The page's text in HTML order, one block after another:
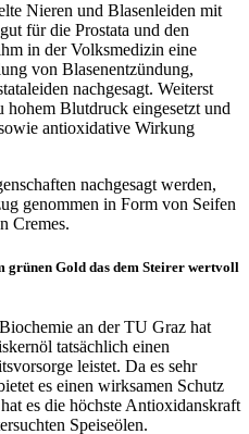
Nieren und Blasenleiden mit
für die Prostata und den
in der Volksmedizin eine
von Blasenentzündung,
nachgesagt. Weiterst
Blutdruck eingesetzt und
antioxidative Wirkung
nachgesagt werden,
genommen in Form von Seifen
Cremes.
grünen Gold das dem Steirer wertvoll
an der TU Graz hat
tatsächlich einen
leistet. Da es sehr
es einen wirksamen Schutz
es die höchste Antioxidanskraft
Speiseölen.